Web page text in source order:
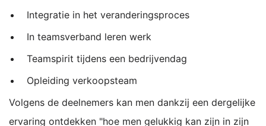
Integratie in het veranderingsproces
In teamsverband leren werk
Teamspirit tijdens een bedrijvendag
Opleiding verkoopsteam
Volgens de deelnemers kan men dankzij een dergelijke
ervaring ontdekken "hoe men gelukkig kan zijn in zijn